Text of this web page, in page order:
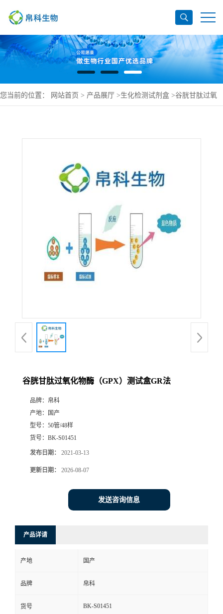
您当前的位置： 网站首页 > 产品展厅 >生化检测试剂盒 >谷胱甘肽过氧
谷胱甘肽过氧化物酶（GPX）测试盒GR法
品牌： 帛科
产地：
国产
型号： 50管/48样
货号： BK-S01451
发布日期： 2021-03-13
更新日期： 2026-08-07
发送咨询信息
产品详请
产地 国产
品牌 帛科
货号 BK-S01451